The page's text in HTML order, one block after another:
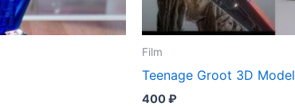
Film
Teenage Groot 3D Model
400₽